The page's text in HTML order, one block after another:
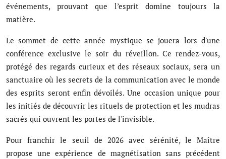
événements, prouvant que l’esprit domine toujours la
matière.
Le sommet de cette année mystique se jouera lors d'une
conférence exclusive le soir du réveillon. Ce rendez-vous,
protégé des regards curieux et des réseaux sociaux, sera un
sanctuaire où les secrets de la communication avec le monde
des esprits seront enfin dévoilés. Une occasion unique pour
les initiés de découvrir les rituels de protection et les mudras
sacrés qui ouvrent les portes de l'invisible.
Pour franchir le seuil de 2026 avec sérénité, le Maître
propose une expérience de magnétisation sans précédent